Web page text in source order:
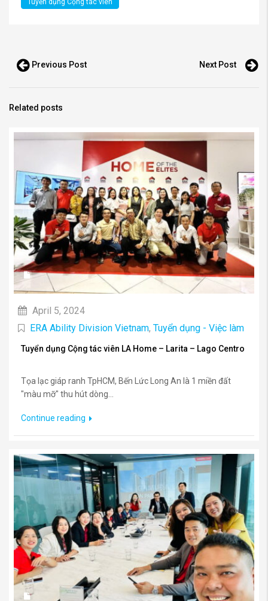
Tuyển dụng Cộng tác viên
Previous Post Next Post
Related posts
April 5, 2024
ERA Ability Division Vietnam, Tuyển dụng - Việc làm
Tuyển dụng Cộng tác viên LA Home – Larita – Lago Centro
Tọa lạc giáp ranh TpHCM, Bến Lức Long An là 1 miền đất
"màu mỡ" thu hút dòng...
Continue reading